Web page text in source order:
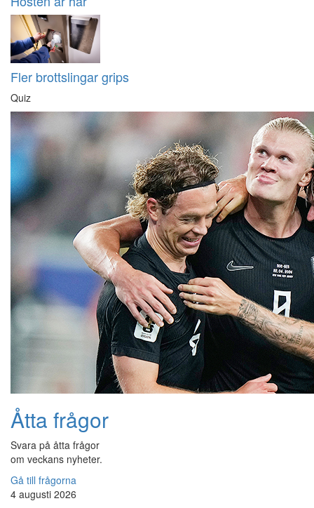
Fler brottslingar grips
Quiz
Åtta frågor
Svara på åtta frågor
om veckans nyheter.
Gå till frågorna
4 augusti 2026